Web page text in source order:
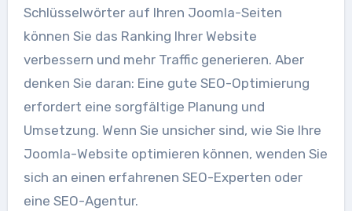
Schlüsselwörter auf Ihren Joomla-Seiten
können Sie das Ranking Ihrer Website
verbessern und mehr Traffic generieren. Aber
denken Sie daran: Eine gute SEO-Optimierung
erfordert eine sorgfältige Planung und
Umsetzung. Wenn Sie unsicher sind, wie Sie Ihre
Joomla-Website optimieren können, wenden Sie
sich an einen erfahrenen SEO-Experten oder
eine SEO-Agentur.